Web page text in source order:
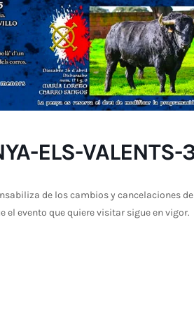
ELS-
de los cambios y cancelaciones
el evento que quiere visitar sigue en vigor.